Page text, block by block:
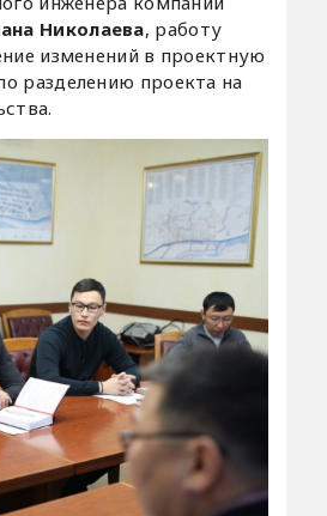
Николаева, работу
изменений в проектную
разделению проекта на